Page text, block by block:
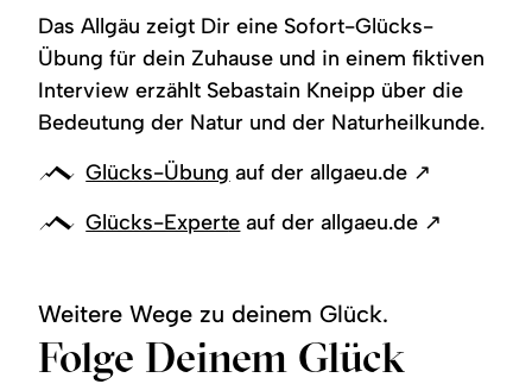
Das Allgäu zeigt Dir eine Sofort-Glücks-
Übung für dein Zuhause und in einem fiktiven
Interview erzählt Sebastain Kneipp über die
Bedeutung der Natur und der Naturheilkunde.
Glücks-Übung auf der allgaeu.de ↗
Glücks-Experte auf der allgaeu.de ↗
Weitere Wege zu deinem Glück.
Folge Deinem Glück